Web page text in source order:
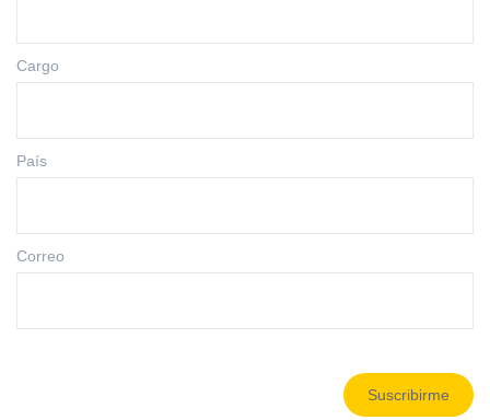
Cargo
País
Correo
Suscribirme